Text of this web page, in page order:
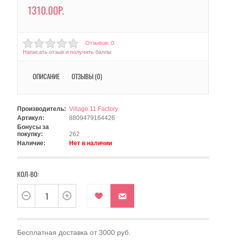
1310.00Р.
Отзывов: 0
Написать отзыв и получить баллы
ОПИСАНИЕ ОТЗЫВЫ (0)
Производитель: Village 11 Factory
Артикул:
8809479164426
Бонусы за
покупку:
262
Наличие:
Нет в наличии
КОЛ-ВО:
Бесплатная доставка от 3000 руб.